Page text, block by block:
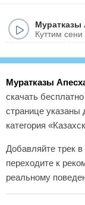
Муратказы
Куттим сени
Муратказы
скачать
странице указаны
категория
Добавляйте трек
переходите к
реальному